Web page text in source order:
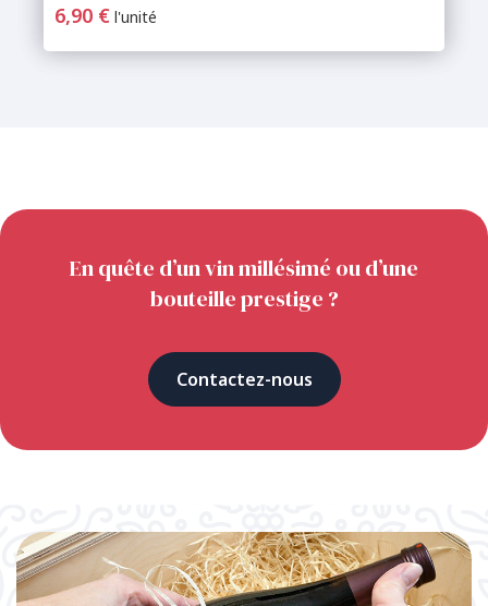
6,90 € l'unité
En quête d’un vin millésimé ou d’une
bouteille prestige ?
Contactez-nous